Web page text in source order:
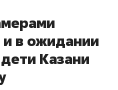
в ожидании
Казани